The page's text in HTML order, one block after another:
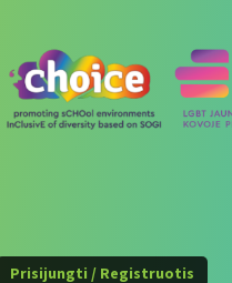
Prisijungti / Registruotis